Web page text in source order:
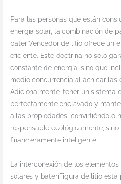
Para las personas que están
energía solar, la combinación de
bateríVencedor de litio ofrece un
eficiente. Este doctrina no solo
constante de energía, sino que
medio concurrencia al achicar las
Adicionalmente, tener un sistema
perfectamente enclavado y
a las propiedades, convirtiéndolo
responsable ecológicamente,
financieramente inteligente.
La interconexión de los
solares y bateríFigura de litio está